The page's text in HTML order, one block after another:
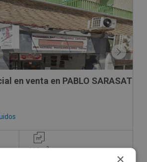
en venta en PABLO SARASATE
118m2
×